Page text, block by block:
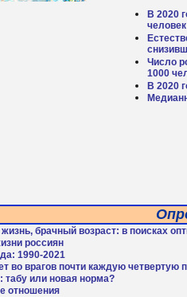
В 2020
человек
Число
1000
В 2020
брачный возраст: в поисках
россиян
1990-2021
во врагов почти каждую
или новая норма?
отношения